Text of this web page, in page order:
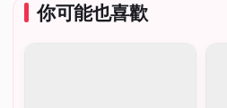
你可能也喜歡